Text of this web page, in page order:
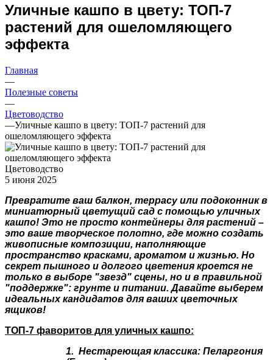
Уличные кашпо в цвету: ТОП-7
растений для ошеломляющего
эффекта
Главная
—
Полезные советы
—
Цветоводство
—Уличные кашпо в цвету: ТОП-7 растений для
ошеломляющего эффекта
Цветоводство
5 июня 2025
Превратите ваш балкон, террасу или подоконник в
миниатюрный цветущий сад с помощью уличных
кашпо! Это не просто контейнеры для растений –
это ваше творческое полотно, где можно создать
живописные композиции, наполняющие
пространство красками, ароматом и жизнью. Но
секрет пышного и долгого цветения кроется не
только в выборе "звезд" сцены, но и в правильной
"поддержке": грунте и питании. Давайте выберем
идеальных кандидатов для ваших цветочных
ящиков!
ТОП-7 фаворитов для уличных кашпо:
1. Нестареющая классика: Пеларгония